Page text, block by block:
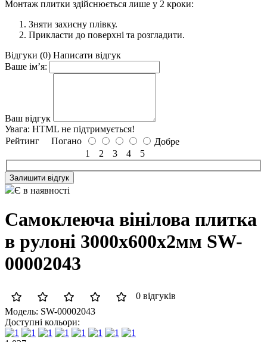
Монтаж плитки здійснюється лише у 2 кроки:
Зняти захисну плівку.
Прикласти до поверхні та розгладити.
Відгуки (0) Написати відгук
Ваше ім’я:
Ваш відгук
Увага: HTML не підтримується!
Рейтинг Погано
Добре
1
2 3 4 5
Залишити відгук
Є в наявності
Самоклеюча вінілова плитка
в рулоні 3000х600х2мм SW-
00002043
0 відгуків
Модель: SW-00002043
Доступні кольори: